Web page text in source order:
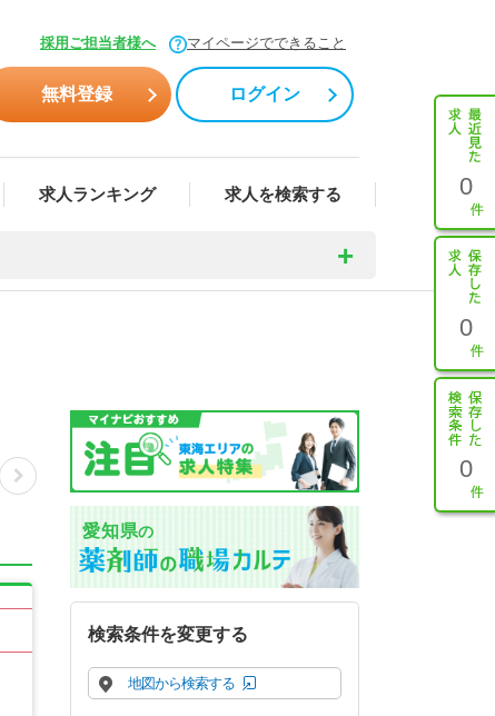
採用ご担当者様へ マイページでできること
無料登録 ログイン
求人ランキング 求人を検索する 0
0
0
愛知県の
検索条件を変更する
地図から検索する